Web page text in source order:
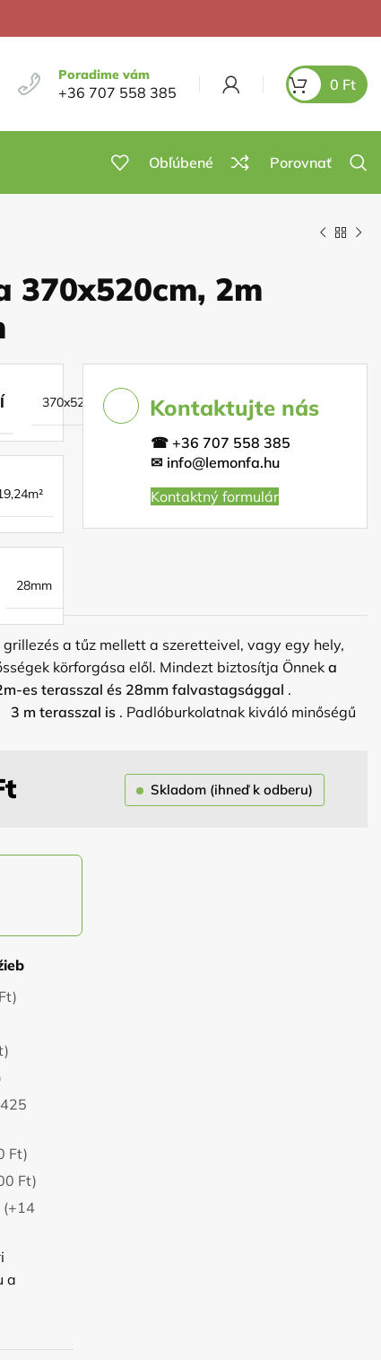
Poradime vám
+36 707 558 385 0 Ft
Obľúbené Porovnať
370x520cm, 2m
370x520cm
28mm
Kontaktujte nás
☎ +36 707 558 385
✉ info@lemonfa.hu
Kontaktný formulár
a tűz mellett a szeretteivel, vagy egy hely,
körforgása elől. Mindezt biztosítja Önnek a
es terasszal és 28mm falvastagsággal .
3 m terasszal is . Padlóburkolatnak kiváló minőségű
redőnyök vásárlására is van lehetőség. A
meg, hogy melyik oldalra szeretné az
Skladom (ihneď k odberu)
Ft)
Ft)
(+14
a